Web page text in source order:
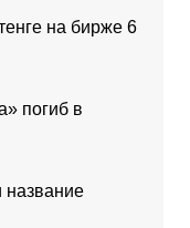
на бирже 6
погиб в
название